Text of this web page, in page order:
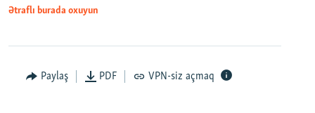
Ətraflı burada oxuyun
Paylaş PDF VPN-siz açmaq